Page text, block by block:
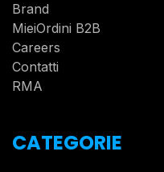
Brand
MieiOrdini B2B
Careers
Contatti
RMA
CATEGORIE